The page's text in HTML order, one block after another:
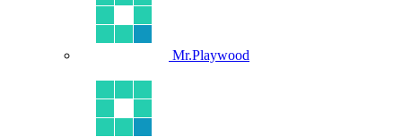
Mr.Playwood